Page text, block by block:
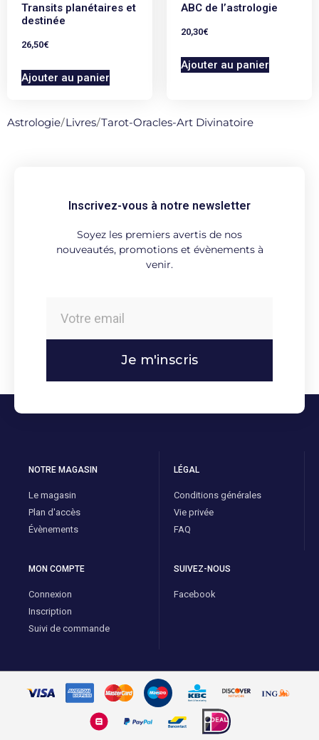
Transits planétaires et
destinée
26,50€
Ajouter au panier
ABC de l’astrologie
20,30€
Ajouter au panier
Astrologie/Livres/Tarot-Oracles-Art Divinatoire
Inscrivez-vous à notre newsletter
Soyez les premiers avertis de nos
nouveautés, promotions et évènements à
venir.
Je m'inscris
NOTRE MAGASIN
Le magasin
Plan d'accès
Évènements
LÉGAL
Conditions générales
Vie privée
FAQ
MON COMPTE
Connexion
Inscription
Suivi de commande
SUIVEZ-NOUS
Facebook